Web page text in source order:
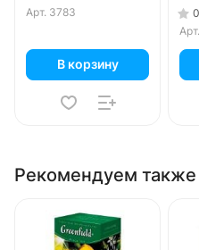
Арт. 3783
В корзину
0
Арт.
Рекомендуем также